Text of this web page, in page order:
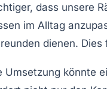
dass unsere
im Alltag
dienen.
Umsetzung könnte